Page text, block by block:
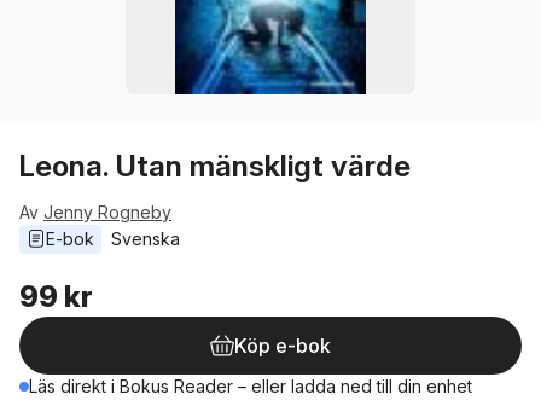
Leona. Utan mänskligt värde
Av Jenny Rogneby
E-bok
Svenska
99 kr
Köp e-bok
Läs direkt i Bokus Reader – eller ladda ned till din enhet